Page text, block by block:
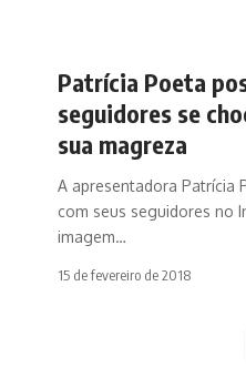
Patrícia Poeta
seguidores se
sua magreza
A apresentadora Patrícia
com seus seguidores no
imagem…
15 de fevereiro de 2018